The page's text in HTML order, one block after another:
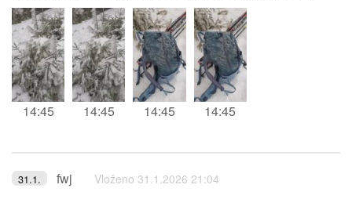
14:45 14:45 14:45 14:45
31.1. fwj Vloženo 31.1.2026 21:04